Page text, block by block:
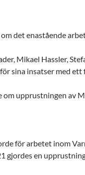
det enastående
Mikael Hassler,
sina insatser med ett
upprustningen av
för arbetet inom
gjordes en